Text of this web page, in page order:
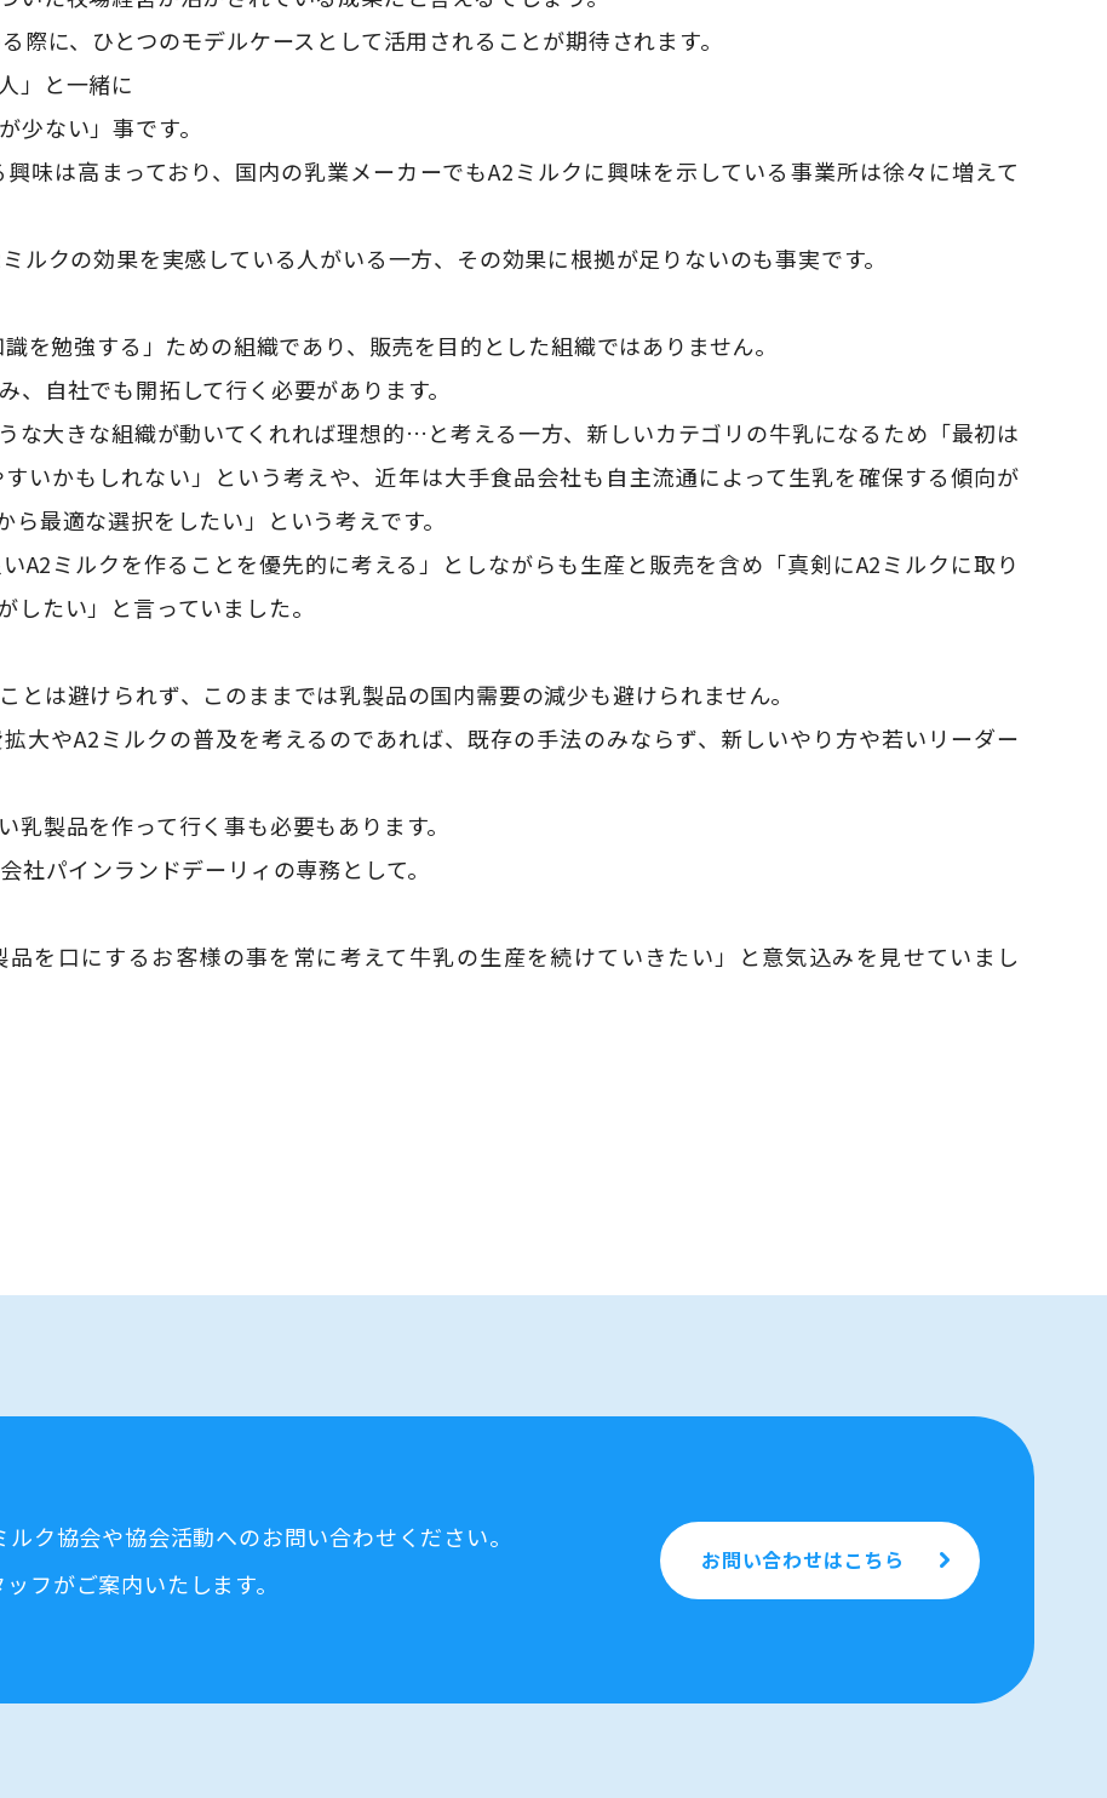
際に、ひとつのモデルケースとして活用されることが期待されます。
」と一緒に
少ない」事です。
味は高まっており、国内の乳業メーカーでもA2ミルクに興味を示している事業所は徐々に増えて
ルクの効果を実感している人がいる一方、その効果に根拠が足りないのも事実です。
を勉強する」ための組織であり、販売を目的とした組織ではありません。
自社でも開拓して行く必要があります。
な大きな組織が動いてくれれば理想的…と考える一方、新しいカテゴリの牛乳になるため「最初は
いかもしれない」という考えや、近年は大手食品会社も自主流通によって生乳を確保する傾向が
最適な選択をしたい」という考えです。
A2ミルクを作ることを優先的に考える」としながらも生産と販売を含め「真剣にA2ミルクに取り
たい」と言っていました。
とは避けられず、このままでは乳製品の国内需要の減少も避けられません。
大やA2ミルクの普及を考えるのであれば、既存の手法のみならず、新しいやり方や若いリーダー
製品を作って行く事も必要もあります。
社パインランドデーリィの専務として。
品を口にするお客様の事を常に考えて牛乳の生産を続けていきたい」と意気込みを見せていまし
ルク協会や協会活動へのお問い合わせください。
フがご案内いたします。
お問い合わせはこちら